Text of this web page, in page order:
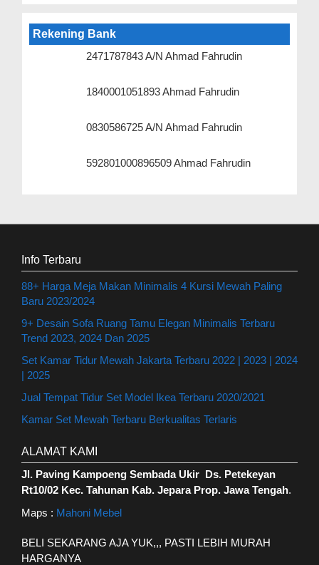
Rekening Bank
2471787843 A/N Ahmad Fahrudin
1840001051893 Ahmad Fahrudin
0830586725 A/N Ahmad Fahrudin
592801000896509 Ahmad Fahrudin
Info Terbaru
88+ Harga Meja Makan Minimalis 4 Kursi Mewah Paling
Baru 2023/2024
9+ Desain Sofa Ruang Tamu Elegan Minimalis Terbaru
Trend 2023, 2024 Dan 2025
Set Kamar Tidur Mewah Jakarta Terbaru 2022 | 2023 | 2024
| 2025
Jual Tempat Tidur Set Model Ikea Terbaru 2020/2021
Kamar Set Mewah Terbaru Berkualitas Terlaris
ALAMAT KAMI
Jl. Paving Kampoeng Sembada Ukir Ds. Petekeyan
Rt10/02 Kec. Tahunan Kab. Jepara Prop. Jawa Tengah.
Maps : Mahoni Mebel
BELI SEKARANG AJA YUK,,, PASTI LEBIH MURAH
HARGANYA